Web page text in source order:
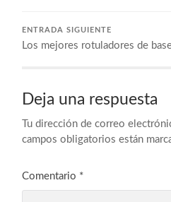
ENTRADA SIGUIENTE
Los mejores rotuladores de
Deja una respuesta
Tu dirección de correo
campos obligatorios están
Comentario *